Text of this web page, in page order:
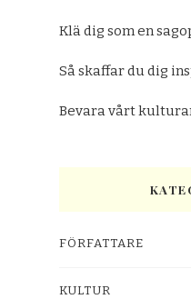
Klä dig som en
Så skaffar du dig
Bevara vårt
FÖRFATTARE
KULTUR